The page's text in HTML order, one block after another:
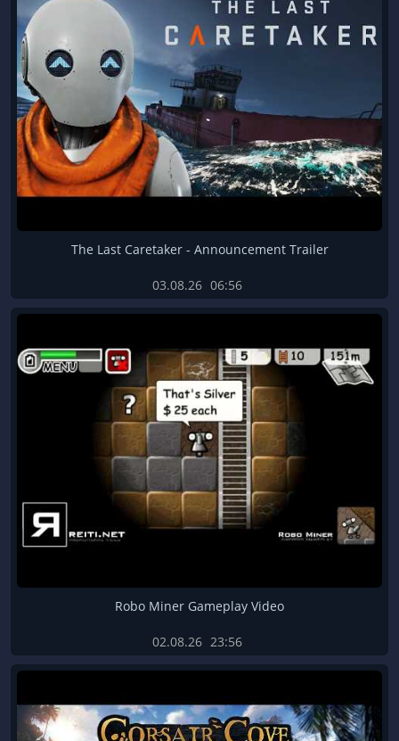
The Last Caretaker - Announcement Trailer
03.08.26 06:56
Robo Miner Gameplay Video
02.08.26 23:56